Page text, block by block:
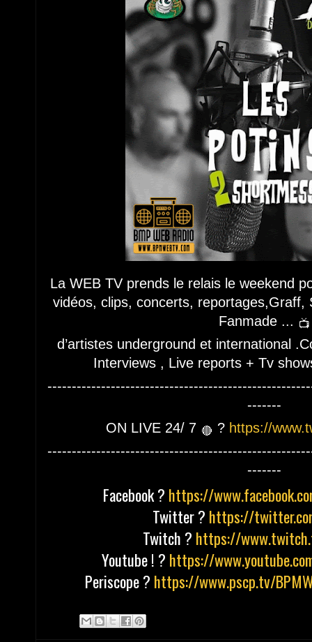
La WEB TV prends le relais le weekend
vidéos, clips, concerts, reportages,Graff,
Fanmade ... 📺
d’artistes underground et international
Interviews , Live reports + Tv
-------
ON LIVE 24/ 7 🔴 ? https://
-------
Facebook ? https://
Twitter ? https://
Twitch ? https://
Youtube ! ? https://
Periscope ? https://www.pscp.tv/